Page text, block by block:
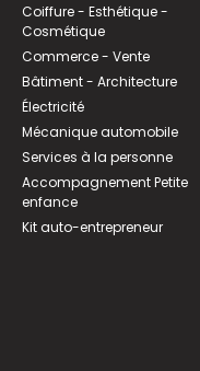
Coiffure - Esthétique -
Cosmétique
Commerce - Vente
Bâtiment - Architecture
Électricité
Mécanique automobile
Services à la personne
Accompagnement Petite
enfance
Kit auto-entrepreneur